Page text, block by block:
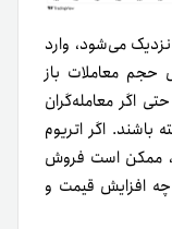
۲۸۰۰ دلار نزدیک می‌شود، وارد
معاملات باز
اگر معامله‌گران
اگر اتریوم
ممکن است فروش
افزایش قیمت و